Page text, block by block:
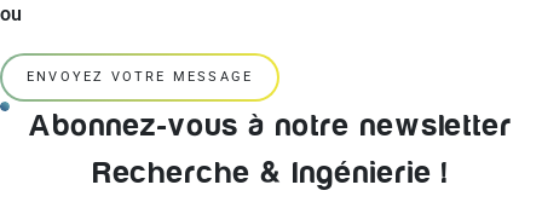
ou
ENVOYEZ VOTRE MESSAGE
Abonnez-vous à notre newsletter
Recherche & Ingénierie !